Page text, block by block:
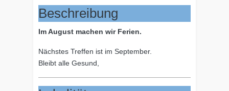
Beschreibung
Im August machen wir Ferien.
Nächstes Treffen ist im September.
Bleibt alle Gesund,